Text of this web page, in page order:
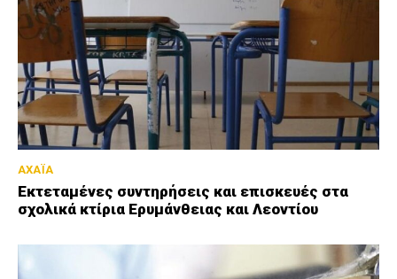
ΑΧΑΪΑ
Εκτεταμένες συντηρήσεις και επισκευές στα
σχολικά κτίρια Ερυμάνθειας και Λεοντίου